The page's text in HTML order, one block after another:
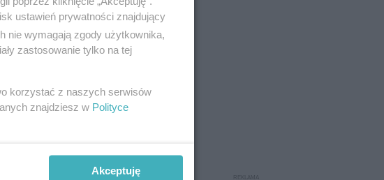
ustawień prywatności znajdujący
nie wymagają zgody użytkownika,
zastosowanie tylko na tej
korzystać z naszych serwisów
znajdziesz w Polityce
Akceptuję